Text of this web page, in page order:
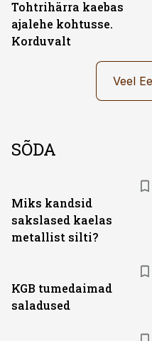
Tohtrihärra kaebas
ajalehe kohtusse.
Korduvalt
Veel
SÕDA
Miks kandsid
sakslased kaelas
metallist silti?
KGB tumedaimad
saladused